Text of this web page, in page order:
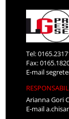
Tel:
Fax:
E-mail
Arianna Gori
E-mail